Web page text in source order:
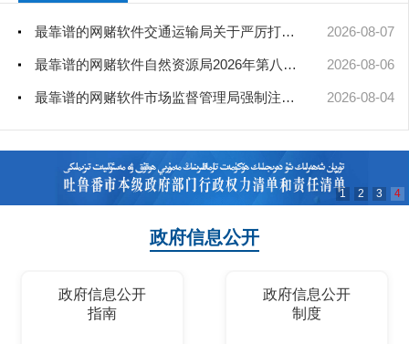
最靠谱的网赌软件交通运输局关于严厉打击非法营运车辆的公告 2026-08-07
最靠谱的网赌软件自然资源局2026年第八次、第九次局长办公会审查通过矿业... 2026-08-06
最靠谱的网赌软件市场监督管理局强制注销公司登记决定送达公告 2026-08-04
1 2 3 4
政府信息公开
政府信息公开
指南
政府信息公开
制度